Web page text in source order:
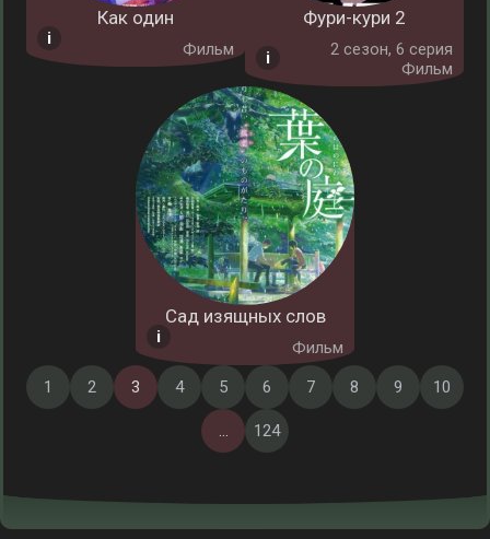
Как один
Фильм
Фури-кури 2
2 cезон, 6 серия
Фильм
Сад изящных слов
Фильм
1
2 3 4 5 6 7 8 9 10
... 124